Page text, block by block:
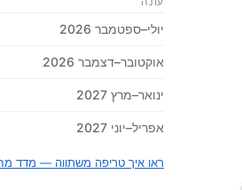
יולי–ספטמבר 2026
אוקטובר–דצמבר 2026
ינואר–מרץ 2027
אפריל–יוני 2027
ראו איך טריפה משתווה — מדד